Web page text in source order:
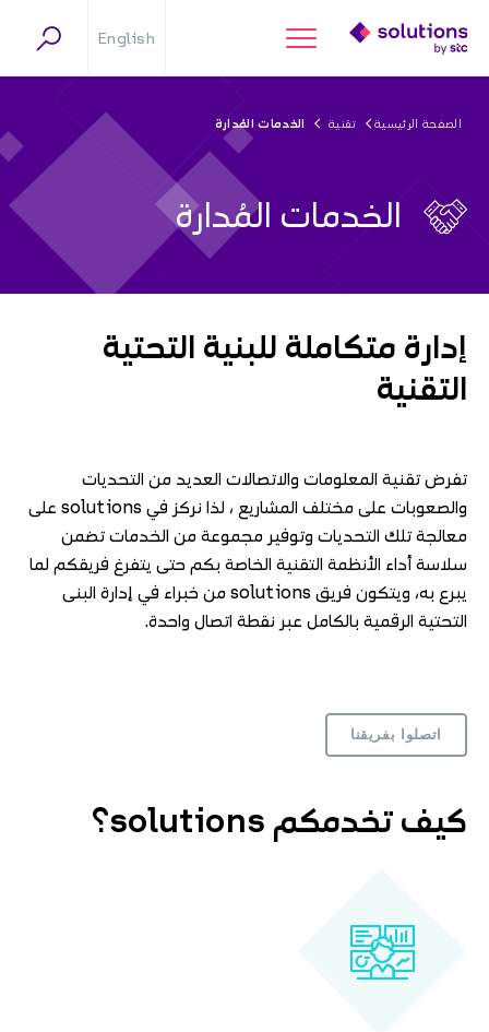
English
الصفحة الرئيسية تقنية الخدمات المُدارة
الخدمات المُدارة
إدارة متكاملة للبنية التحتية
التقنية
تفرض تقنية المعلومات والاتصالات العديد من التحديات
والصعوبات على مختلف المشاريع ، لذا نركز في solutions على
معالجة تلك التحديات وتوفير مجموعة من الخدمات تضمن
سلاسة أداء الأنظمة التقنية الخاصة بكم حتى يتفرغ فريقكم لما
يبرع به، ويتكون فريق solutions من خبراء في إدارة البنى
التحتية الرقمية بالكامل عبر نقطة اتصال واحدة.
اتصلوا بفريقنا
كيف تخدمكم solutions؟